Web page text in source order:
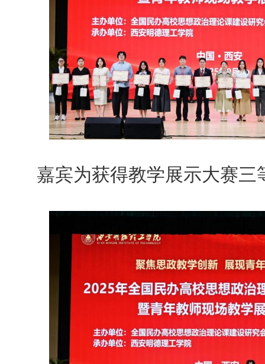
嘉宾为获得教学展示大赛三